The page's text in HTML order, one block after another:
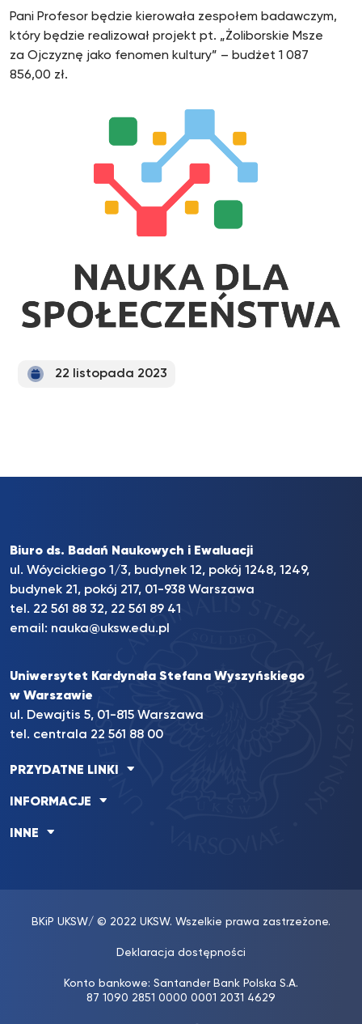
Pani Profesor będzie kierowała zespołem badawczym,
który będzie realizował projekt pt. „Żoliborskie Msze
za Ojczyznę jako fenomen kultury” – budżet 1 087
856,00 zł.
22 listopada 2023
Biuro ds. Badań Naukowych i Ewaluacji
ul. Wóycickiego 1/3, budynek 12, pokój 1248, 1249,
budynek 21, pokój 217, 01-938 Warszawa
tel. 22 561 88 32, 22 561 89 41
email: nauka@uksw.edu.pl
Uniwersytet Kardynała Stefana Wyszyńskiego
w Warszawie
ul. Dewajtis 5, 01-815 Warszawa
tel. centrala 22 561 88 00
PRZYDATNE LINKI
INFORMACJE
INNE
BKiP UKSW/ © 2022 UKSW. Wszelkie prawa zastrzeżone.
Deklaracja dostępności
Konto bankowe: Santander Bank Polska S.A.
87 1090 2851 0000 0001 2031 4629